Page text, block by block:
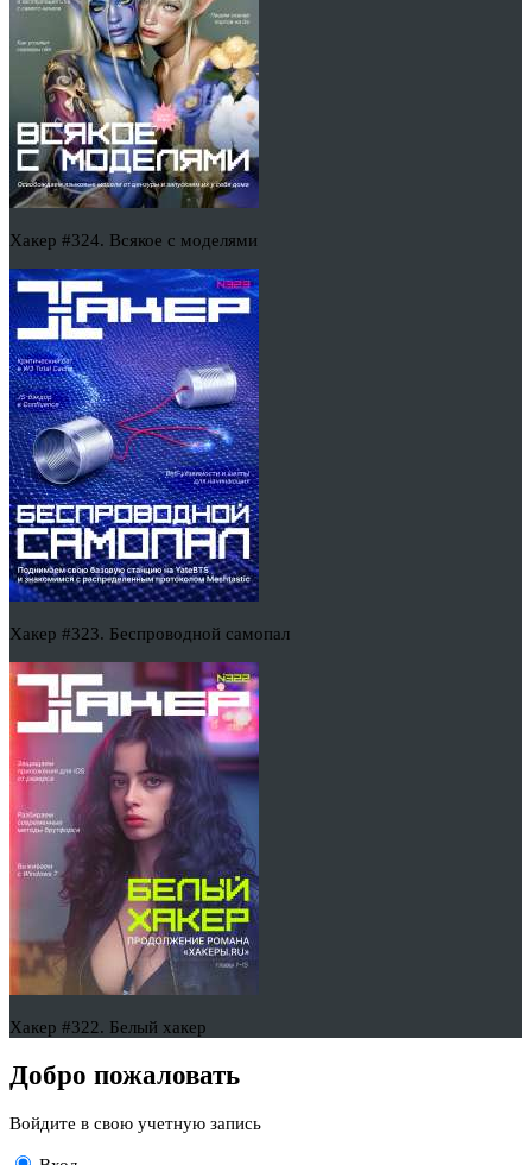
Хакер #324. Всякое с моделями
Хакер #323. Беспроводной самопал
Хакер #322. Белый хакер
Добро пожаловать
Войдите в свою учетную запись